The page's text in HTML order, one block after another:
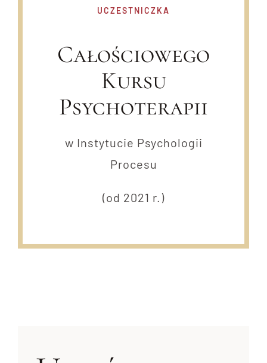
UCZESTNICZKA
Całościowego
Kursu
Psychoterapii
w Instytucie Psychologii
Procesu
(od 2021 r.)